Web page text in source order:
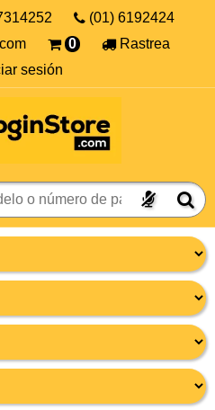
(01) 6192424
0
Rastrea
sesión